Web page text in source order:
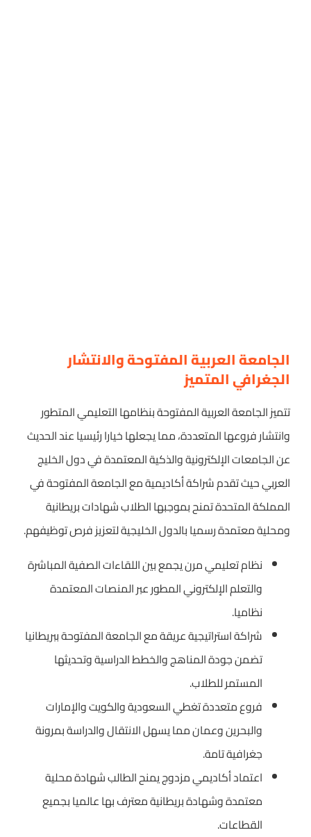
الجامعة العربية المفتوحة والانتشار
الجغرافي المتميز
تتميز الجامعة العربية المفتوحة بنظامها التعليمي المتطور
وانتشار فروعها المتعددة، مما يجعلها خيارا رئيسيا عند الحديث
عن الجامعات الإلكترونية والذكية المعتمدة في دول الخليج
العربي حيث تقدم شراكة أكاديمية مع الجامعة المفتوحة في
المملكة المتحدة تمنح بموجبها الطلاب شهادات بريطانية
ومحلية معتمدة رسميا بالدول الخليجية لتعزيز فرص توظيفهم.
نظام تعليمي مرن يجمع بين اللقاءات الصفية المباشرة
والتعلم الإلكتروني المطور عبر المنصات المعتمدة
نظاميا.
شراكة استراتيجية عريقة مع الجامعة المفتوحة ببريطانيا
تضمن جودة المناهج والخطط الدراسية وتحديثها
المستمر للطلاب.
فروع متعددة تغطي السعودية والكويت والإمارات
والبحرين وعمان مما يسهل الانتقال والدراسة بمرونة
جغرافية تامة.
اعتماد أكاديمي مزدوج يمنح الطالب شهادة محلية
معتمدة وشهادة بريطانية معترف بها عالميا بجميع
القطاعات.